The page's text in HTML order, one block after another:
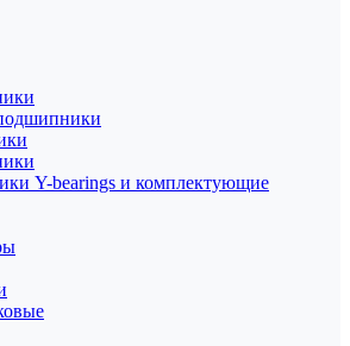
Y-bearings и комплектующие